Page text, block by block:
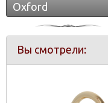
Oxford
Вы смотрели: